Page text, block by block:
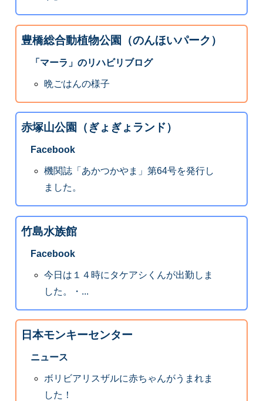
豊橋総合動植物公園（のんほいパーク）
「マーラ」のリハビリブログ
晩ごはんの様子
赤塚山公園（ぎょぎょランド）
Facebook
機関誌「あかつかやま」第64号を発行し
ました。
竹島水族館
Facebook
今日は１４時にタケアシくんが出勤しま
した。・...
日本モンキーセンター
ニュース
ボリビアリスザルに赤ちゃんがうまれま
した！